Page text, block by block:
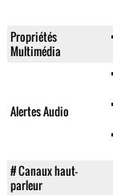
Propriétés
Multimédia
Alertes Audio
# Canaux haut-
parleur